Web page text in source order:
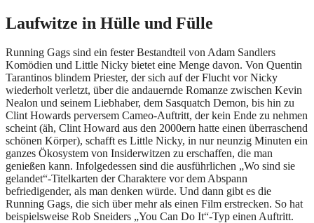
Laufwitze in Hülle und Fülle
Running Gags sind ein fester Bestandteil von Adam Sandlers
Komödien und Little Nicky bietet eine Menge davon. Von Quentin
Tarantinos blindem Priester, der sich auf der Flucht vor Nicky
wiederholt verletzt, über die andauernde Romanze zwischen Kevin
Nealon und seinem Liebhaber, dem Sasquatch Demon, bis hin zu
Clint Howards perversem Cameo-Auftritt, der kein Ende zu nehmen
scheint (äh, Clint Howard aus den 2000ern hatte einen überraschend
schönen Körper), schafft es Little Nicky, in nur neunzig Minuten ein
ganzes Ökosystem von Insiderwitzen zu erschaffen, die man
genießen kann. Infolgedessen sind die ausführlichen „Wo sind sie
gelandet“-Titelkarten der Charaktere vor dem Abspann
befriedigender, als man denken würde. Und dann gibt es die
Running Gags, die sich über mehr als einen Film erstrecken. So hat
beispielsweise Rob Sneiders „You Can Do It“-Typ einen Auftritt.